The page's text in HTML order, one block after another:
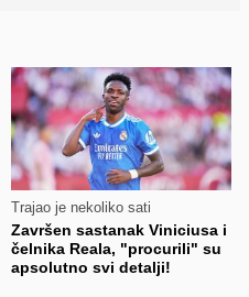
Trajao je nekoliko sati
Završen sastanak Viniciusa i
čelnika Reala, "procurili" su
apsolutno svi detalji!